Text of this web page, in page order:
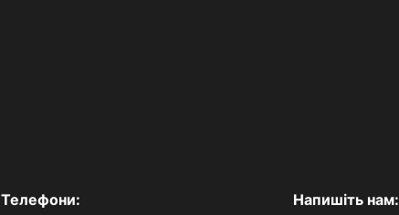
Телефони: Напишіть нам: